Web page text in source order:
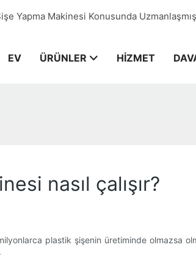
Yapma Makinesi Konusunda
EV ÜRÜNLER HIZMET
nasıl çalışır?
plastik şişenin üretiminde olmazsa